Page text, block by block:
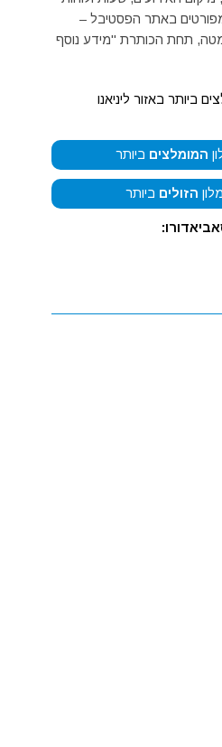
באתר הפסטיבל –
תחת הכותרת "מידע נוסף
ביותר באזור ליניאנו
המומלצים ביותר
הזולים ביותר